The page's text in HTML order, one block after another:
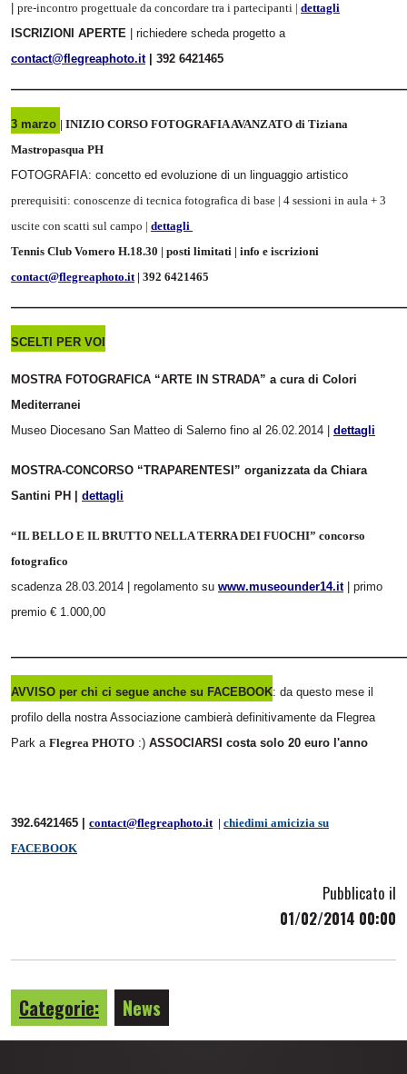
pre-incontro progettuale da concordare tra i partecipanti | dettagli
ISCRIZIONI APERTE
| richiedere scheda progetto a
contact@flegreaphoto.it| 392 6421465
3 marzo | INIZIO CORSO FOTOGRAFIA AVANZATO di Tiziana
Mastropasqua PH
FOTOGRAFIA: concetto ed evoluzione di un linguaggio artistico
prerequisiti: conoscenze di tecnica fotografica di base | 4 sessioni in aula + 3
uscite con scatti sul campo | dettagli
Tennis Club Vomero H.18.30 | posti limitati | info e iscrizioni
contact@flegreaphoto.it| 392 6421465
SCELTI PER VOI
MOSTRA FOTOGRAFICA “ARTE IN STRADA” a cura di Colori
Mediterranei
Museo Diocesano San Matteo di Salerno fino al 26.02.2014 | dettagli
MOSTRA-CONCORSO “TRAPARENTESI” organizzata da Chiara
Santini PH | dettagli
“IL BELLO E IL BRUTTO NELLA TERRA DEI FUOCHI” concorso
fotografico
scadenza 28.03.2014 | regolamento su www.museounder14.it
| primo
premio € 1.000,00
AVVISO per chi ci segue anche su FACEBOOK: da questo mese il
profilo della nostra Associazione cambierà definitivamente da Flegrea
Park a Flegrea PHOTO :) ASSOCIARSI costa solo 20 euro l'anno
392.6421465 | contact@flegreaphoto.it| chiedimi amicizia su
FACEBOOK
Pubblicato il
01/02/2014 00:00
Categorie: News